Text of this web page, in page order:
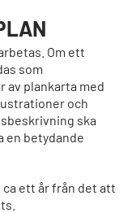
Om ett
som
av plankarta med
och
ska
en betydande
ett år från det att